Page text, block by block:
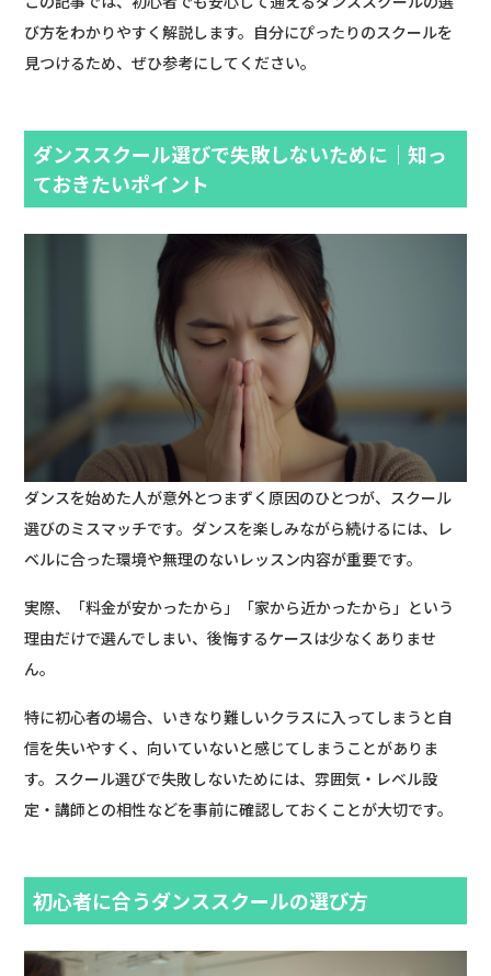
び方をわかりやすく解説します。自分にぴったりのスクールを
見つけるため、ぜひ参考にしてください。
ダンススクール選びで失敗しないために｜知っ
ておきたいポイント
ダンスを始めた人が意外とつまずく原因のひとつが、スクール
選びのミスマッチです。ダンスを楽しみながら続けるには、レ
ベルに合った環境や無理のないレッスン内容が重要です。
実際、「料金が安かったから」「家から近かったから」という
理由だけで選んでしまい、後悔するケースは少なくありませ
ん。
特に初心者の場合、いきなり難しいクラスに入ってしまうと自
信を失いやすく、向いていないと感じてしまうことがありま
す。スクール選びで失敗しないためには、雰囲気・レベル設
定・講師との相性などを事前に確認しておくことが大切です。
初心者に合うダンススクールの選び方